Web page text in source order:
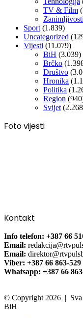
TV & Film
Zanimljivosti
Sport (1.839)
Uncategorized
Vijesti (11.079)
BiH (3.039)
Brčko
Društvo
Hronika
Politika
Region
Svijet
Foto vijesti
Kontakt
Info telefon: +387 66
Email:
Email:
Viber: +387 66 863-529
Whatsapp: +387 66
© Copyright 2026 | Sva
BiH